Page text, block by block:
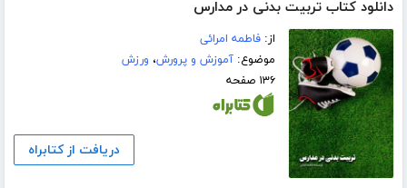
دانلود کتاب تربیت بدنی در مدارس
از:فاطمه امرائی
موضوع:آموزش و پرورش، ورزش
۱۳۶ صفحه
دریافت از کتابراه